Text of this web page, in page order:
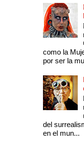
como la
por ser la
del
en el mun...